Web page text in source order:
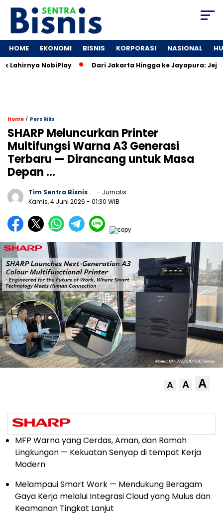
HOME EKONOMI BISNIS KORPORASI NASIONAL
NobiPlay Dari Jakarta Hingga ke Jayapura:
Home / Pers Rilis
SHARP Meluncurkan Printer
Multifungsi Warna A3 Generasi
Terbaru — Dirancang untuk Masa
Depan …
Tim Sentra Bisnis
- Jurnalis
Kamis, 4 Juni 2026 - 01:30 WIB
A A A
MFP Warna yang Cerdas, Aman, dan Ramah
Lingkungan — Kekuatan Senyap di tempat Kerja
Modern
Melampaui Smart Work — Mendukung Beragam
Gaya Kerja melalui Integrasi Cloud yang Mulus dan
Keamanan Tingkat Lanjut